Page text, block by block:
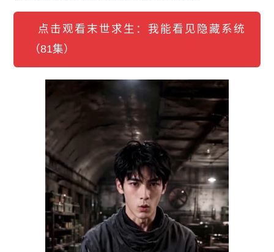
点击观看末世求生：我能看见隐藏系统
（81集）